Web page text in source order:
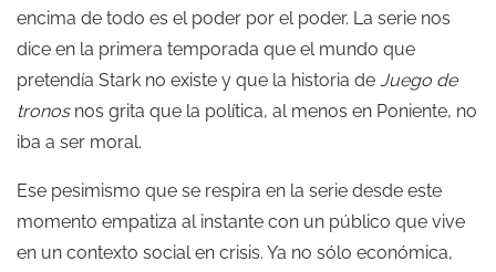
encima de todo es el poder por el poder. La serie nos
dice en la primera temporada que el mundo que
pretendía Stark no existe y que la historia de Juego de
tronosnos grita que la política, al menos en Poniente, no
iba a ser moral.
Ese pesimismo que se respira en la serie desde este
momento empatiza al instante con un público que vive
en un contexto social en crisis. Ya no sólo económica,